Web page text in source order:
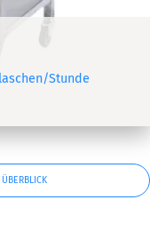
Stunde